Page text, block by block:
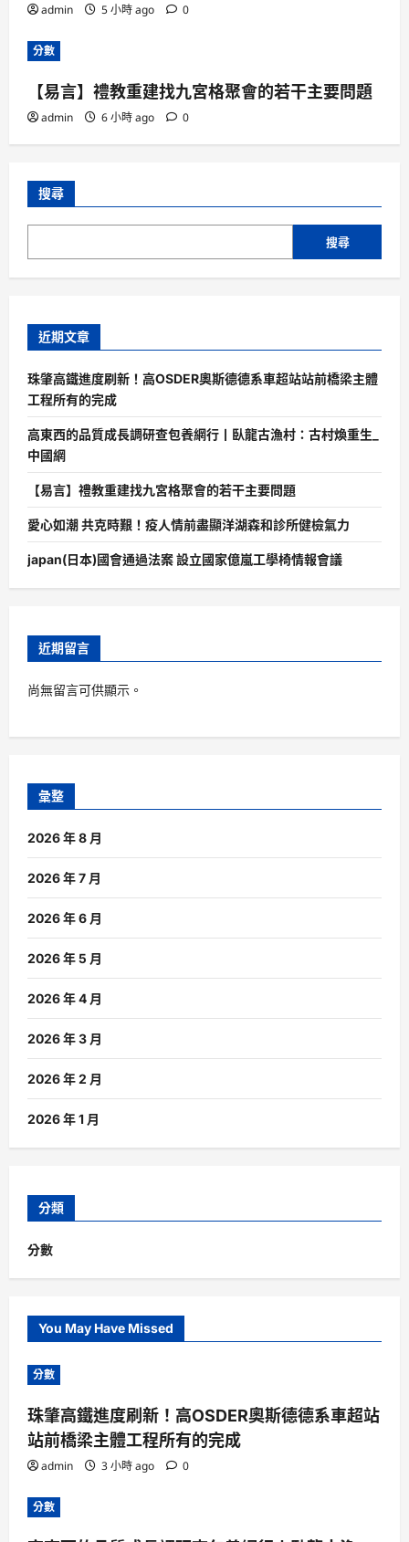
admin 5 小時 ago 0
分數
【易言】禮教重建找九宮格聚會的若干主要問題
admin 6 小時 ago 0
搜尋
搜尋
近期文章
珠肇高鐵進度刷新！高OSDER奧斯德德系車超站站前橋梁主體
工程所有的完成
高東西的品質成長調研查包養網行丨臥龍古漁村：古村煥重生_
中國網
【易言】禮教重建找九宮格聚會的若干主要問題
愛心如潮 共克時艱！疫人情前盡顯洋湖森和診所健檢氣力
japan(日本)國會通過法案 設立國家億嵐工學椅情報會議
近期留言
尚無留言可供顯示。
彙整
2026 年 8 月
2026 年 7 月
2026 年 6 月
2026 年 5 月
2026 年 4 月
2026 年 3 月
2026 年 2 月
2026 年 1 月
分類
分數
You May Have Missed
分數
珠肇高鐵進度刷新！高OSDER奧斯德德系車超站
站前橋梁主體工程所有的完成
admin 3 小時 ago 0
分數